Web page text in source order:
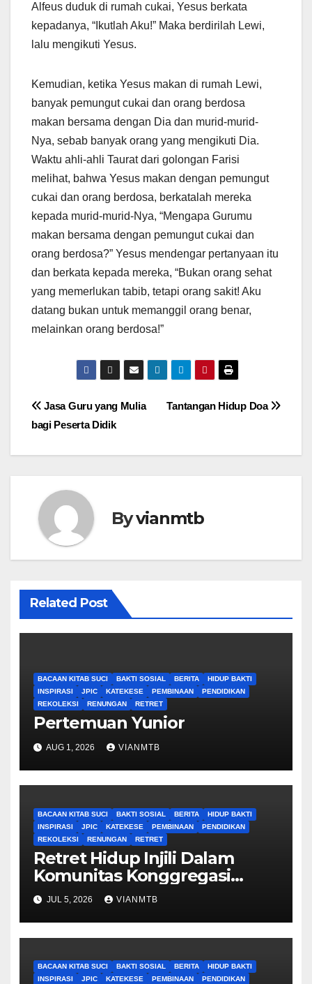
Alfeus duduk di rumah cukai, Yesus berkata
kepadanya, “Ikutlah Aku!” Maka berdirilah Lewi,
lalu mengikuti Yesus.
Kemudian, ketika Yesus makan di rumah Lewi,
banyak pemungut cukai dan orang berdosa
makan bersama dengan Dia dan murid-murid-
Nya, sebab banyak orang yang mengikuti Dia.
Waktu ahli-ahli Taurat dari golongan Farisi
melihat, bahwa Yesus makan dengan pemungut
cukai dan orang berdosa, berkatalah mereka
kepada murid-murid-Nya, “Mengapa Gurumu
makan bersama dengan pemungut cukai dan
orang berdosa?” Yesus mendengar pertanyaan itu
dan berkata kepada mereka, “Bukan orang sehat
yang memerlukan tabib, tetapi orang sakit! Aku
datang bukan untuk memanggil orang benar,
melainkan orang berdosa!”
Post
navigation
Tantangan Hidup Doa
Jasa Guru yang Mulia
bagi Peserta Didik
Byvianmtb
Related Post
BACAAN KITAB SUCI BAKTI SOSIAL BERITA
HIDUP BAKTI
INSPIRASI
JPIC KATEKESE PEMBINAAN
PENDIDIKAN
REKOLEKSI
RENUNGAN RETRET
Pertemuan Yunior
AUG 1, 2026 VIANMTB
BACAAN KITAB SUCI BAKTI SOSIAL BERITA
HIDUP BAKTI
INSPIRASI
JPIC KATEKESE PEMBINAAN
PENDIDIKAN
REKOLEKSI
RENUNGAN RETRET
Retret Hidup Injili Dalam
Komunitas Konggregasi
Bruder Maria Tak Bernoda
JUL 5, 2026 VIANMTB
BACAAN KITAB SUCI BAKTI SOSIAL BERITA
HIDUP BAKTI
INSPIRASI
JPIC KATEKESE PEMBINAAN
PENDIDIKAN